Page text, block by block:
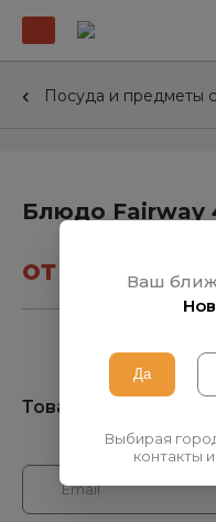
Посуда и предметы
Блюдо Fairway
от 20₽
Товара нет на
Ваш
Выбирая
контакты